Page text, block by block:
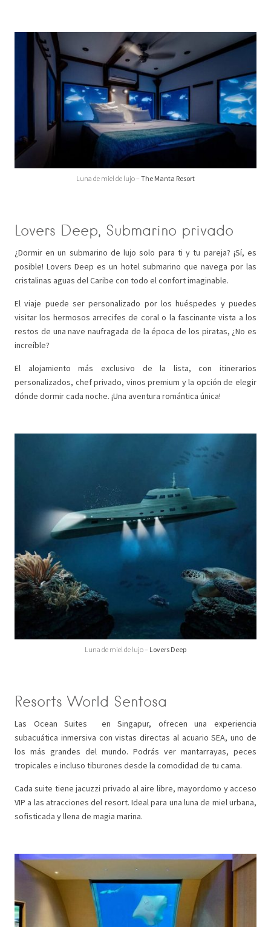
Luna de miel de lujo – The Manta Resort
Lovers Deep, Submarino privado
¿Dormir en un submarino de lujo solo para ti y tu pareja? ¡Sí, es
posible! Lovers Deep es un hotel submarino que navega por las
cristalinas aguas del Caribe con todo el confort imaginable.
El viaje puede ser personalizado por los huéspedes y puedes
visitar los hermosos arrecifes de coral o la fascinante vista a los
restos de una nave naufragada de la época de los piratas, ¿No es
increíble?
El alojamiento más exclusivo de la lista, con itinerarios
personalizados, chef privado, vinos premium y la opción de elegir
dónde dormir cada noche. ¡Una aventura romántica única!
Luna de miel de lujo – Lovers Deep
Resorts World Sentosa
Las Ocean Suites en Singapur, ofrecen una experiencia
subacuática inmersiva con vistas directas al acuario SEA, uno de
los más grandes del mundo. Podrás ver mantarrayas, peces
tropicales e incluso tiburones desde la comodidad de tu cama.
Cada suite tiene jacuzzi privado al aire libre, mayordomo y acceso
VIP a las atracciones del resort. Ideal para una luna de miel urbana,
sofisticada y llena de magia marina.